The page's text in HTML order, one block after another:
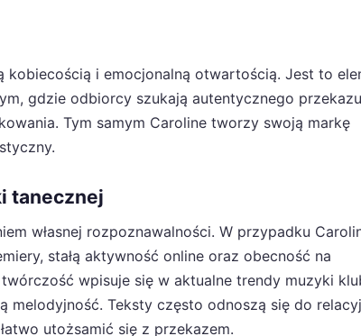
i emocjonalną otwartością. Jest to
gdzie odbiorcy szukają autentycznego
Tym samym Caroline tworzy swoją markę
tanecznej
własnej rozpoznawalności. W przypadku
stałą aktywność online oraz obecność na
wpisuje się w aktualne trendy muzyki
melodyjność. Teksty często odnoszą się do
utożsamić się z przekazem.